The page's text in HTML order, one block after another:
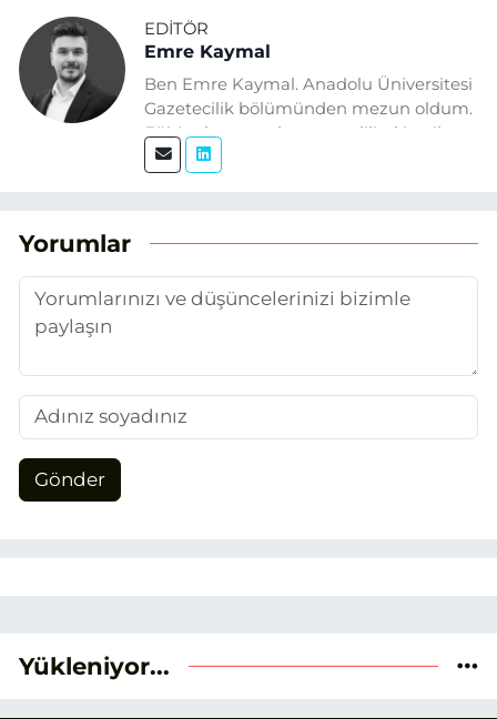
EDITÖR
Emre Kaymal
Ben Emre Kaymal. Anadolu Üniversitesi
Gazetecilik bölümünden mezun oldum.
Eğitim hayatım boyunca dijital içerik
üretimi ve arama motoru
temel alıyorum.
Yorumlar
Gönder
Yükleniyor...